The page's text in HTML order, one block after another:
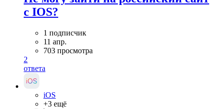
с IOS?
1 подписчик
11 апр.
703 просмотра
2
ответа
iOS
+3 ещё